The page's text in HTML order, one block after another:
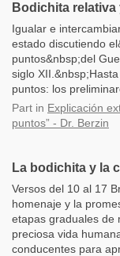
Bodichita relativa
Igualar e
estado discutiendo
puntos&nbsp;del
siglo
puntos: los
Part in Explicación
puntos” - Dr. Berzin
La bodichita y la
Versos del 10 al 17
homenaje y la
etapas graduales de
preciosa vida
conducentes para